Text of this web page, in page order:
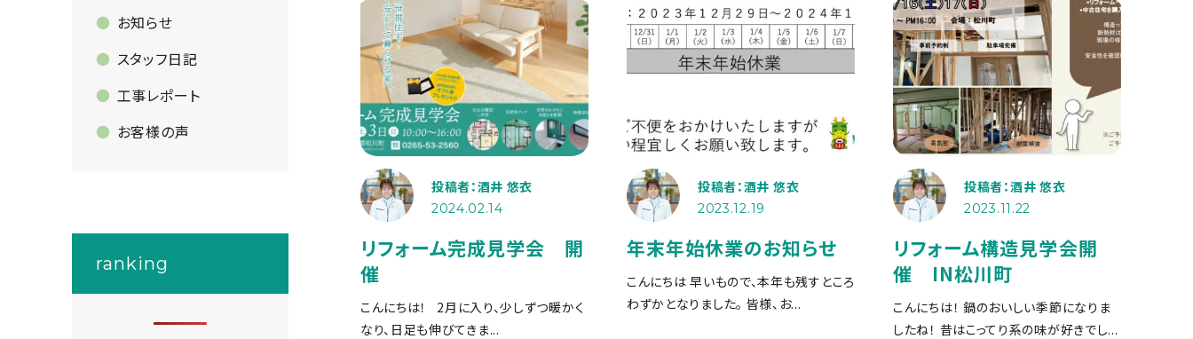
投稿者：酒井 悠衣
2024.02.14
リフォーム完成見学会 開
催
こんにちは！ 2月に入り、少しずつ暖かく
なり、日足も伸びてきま...
投稿者：酒井 悠衣
2023.12.19
年末年始休業のお知らせ
こんにちは 早いもので、本年も残すところ
わずかとなりました。 皆様、お...
投稿者：酒井 悠衣
2023.11.22
リフォーム構造見学会開
催 IN松川町
こんにちは！ 鍋のおいしい季節になりま
したね！ 昔はこってり系の味が好きでし...
お知らせ
スタッフ日記
工事レポート
お客様の声
ranking